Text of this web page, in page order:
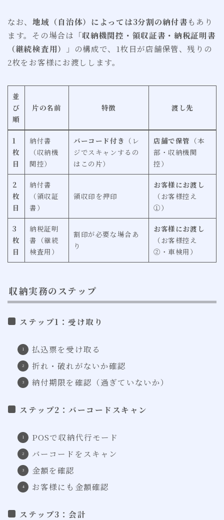
なお、地域（自治体）によっては3分割の納付書もあり
ます。その場合は「収納機関控・領収証書・納税証明書
（継続検査用）
」の構成で、1枚目が店舗保管、残りの
2枚をお客様にお渡しします。
並
び
順
片の名前 特徴 渡し先
1
枚
目
納付書
（収納機
関控）
バーコード付き （レ
ジでスキャンするの
はこの片）
店舗で保管 （本
部・収納機関
控）
2
枚
目
納付書
（領収証
書）
領収印を押印
お客様にお渡し
（お客様控え
①）
3
枚
目
納税証明
書（継続
検査用）
割印が必要な場合あ
り
お客様にお渡し
（お客様控え
②・車検用）
収納実務のステップ
ステップ1：受け取り
払込票を受け取る
折れ・破れがないか確認
納付期限を確認（過ぎていないか）
ステップ2：バーコードスキャン
POSで収納代行モード
バーコードをスキャン
金額を確認
お客様にも金額確認
ステップ3：会計